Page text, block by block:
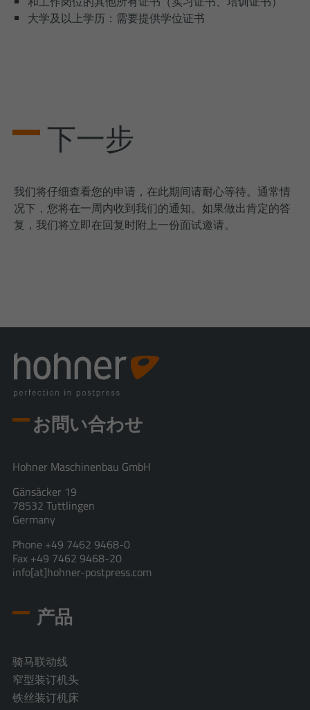
大学及以上学历：需要提供学位证书
下一步
我们将仔细查看您的申请，在此期间请耐心等待。通常情
况下，您将在一周内收到我们的通知。如果做出肯定的答
复，我们将立即在回复时附上一份面试邀请。
お問い合わせ
Hohner Maschinenbau GmbH
Gänsäcker 19
78532 Tuttlingen
Germany
Phone +49 7462 9468-0
Fax +49 7462 9468-20
info[at]hohner-postpress.com
产品
骑马联动线
窄型装订机头
铁丝装订机床